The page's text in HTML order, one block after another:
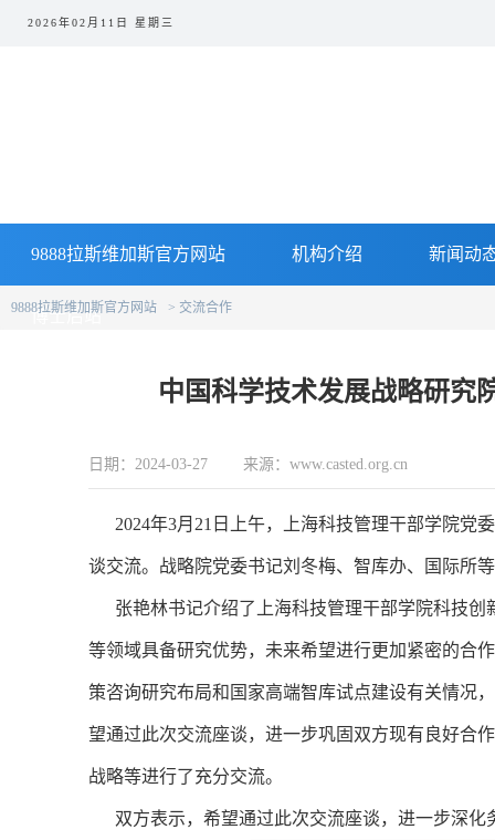
2026年02月11日 星期三
9888拉斯维加斯官方网站 机构介绍 新闻动
博士后站
9888拉斯维加斯官方网站 交流合作
中国科学技术发展战略研究
日期：2024-03-27 来源：www.casted.org.cn
2024年3月21日上午，上海科技管理干部学院党
谈交流。战略院党委书记刘冬梅、智库办、国际所
张艳林书记介绍了上海科技管理干部学院科技创
等领域具备研究优势，未来希望进行更加紧密的合
策咨询研究布局和国家高端智库试点建设有关情况
望通过此次交流座谈，进一步巩固双方现有良好合
战略等进行了充分交流。
双方表示，希望通过此次交流座谈，进一步深化